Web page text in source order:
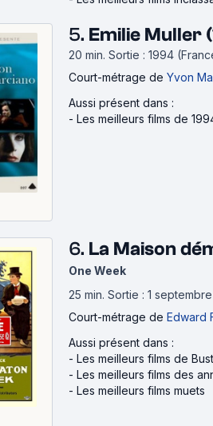
5. Emilie Muller
20 min. Sortie : 1994
Court-métrage de Yvon
Aussi présent dans :
- Les meilleurs films de
6. La Maison
One Week
25 min. Sortie : 1
Court-métrage de Edward
Aussi présent dans :
- Les meilleurs films de
- Les meilleurs films des
- Les meilleurs films muets